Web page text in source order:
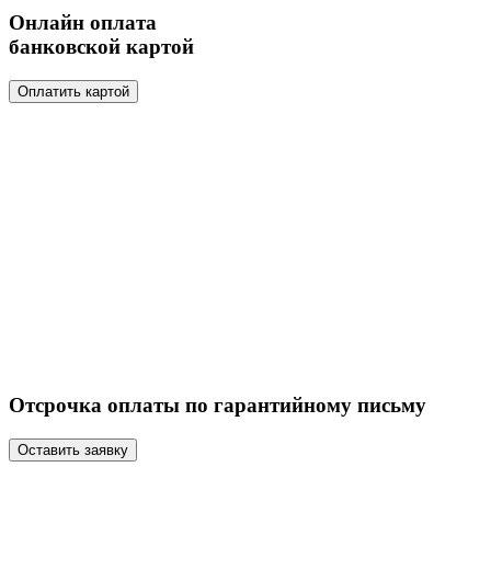
Онлайн оплата
банковской картой
Оплатить картой
Отсрочка оплаты по гарантийному письму
Оставить заявку